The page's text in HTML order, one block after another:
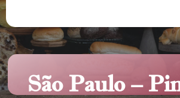
São Paulo –